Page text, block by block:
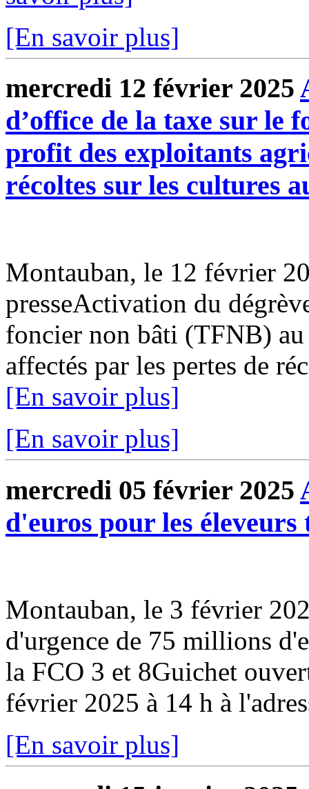
[En savoir plus]
mercredi 12 février 2025
d’office de la taxe sur le
profit des exploitants
récoltes sur les cultures
Montauban, le 12 février
presseActivation du
foncier non bâti (TFNB)
affectés par les pertes de
[En savoir plus]
[En savoir plus]
mercredi 05 février 2025
d'euros pour les
Montauban, le 3 février
d'urgence de 75 millions
la FCO 3 et 8Guichet
février 2025 à 14 h à
[En savoir plus]